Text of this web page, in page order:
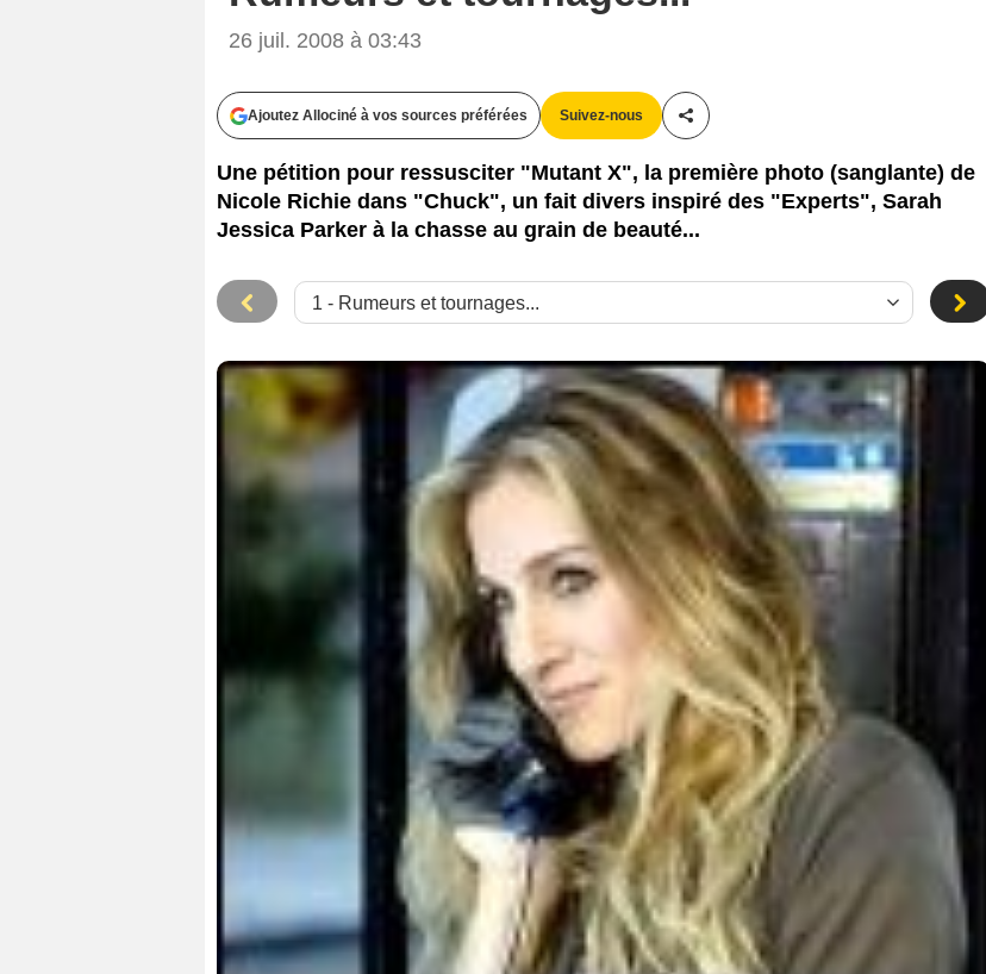
26 juil. 2008 à 03:43
Ajoutez Allociné à vos sources préférées Suivez-nous
Partager cet article
Une pétition pour ressusciter "Mutant X", la première photo (sanglante) de
Nicole Richie dans "Chuck", un fait divers inspiré des "Experts", Sarah
Jessica Parker à la chasse au grain de beauté...